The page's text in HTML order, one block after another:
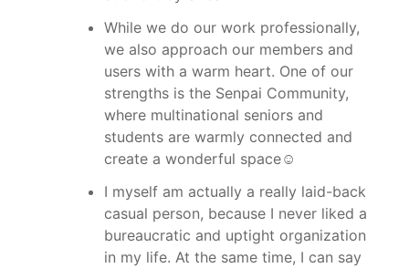
While we do our work professionally,
we also approach our members and
users with a warm heart. One of our
strengths is the Senpai Community,
where multinational seniors and
students are warmly connected and
create a wonderful space☺️
I myself am actually a really laid-back
casual person, because I never liked a
bureaucratic and uptight organization
in my life. At the same time, I can say